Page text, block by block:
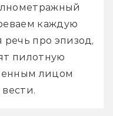
каждую
про эпизод,
пилотную
лицом